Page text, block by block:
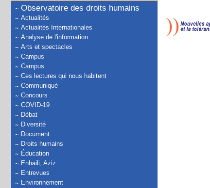
Observatoire des droits humains
Actualités
Actualités Internationales
Analyse de l'information
Arts et spectacles
Campus
Campus
Ces lectures qui nous habitent
Communiqué
Concours
COVID-19
Débat
Diversité
Document
Droits humains
Éducation
Enhaili, Aziz
Entrevues
Environnement